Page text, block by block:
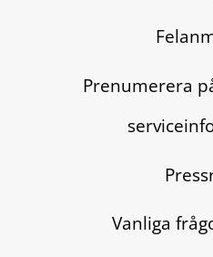
Prenumerera
Vanliga